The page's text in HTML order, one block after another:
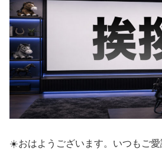
☀️おはようございます。いつもご愛